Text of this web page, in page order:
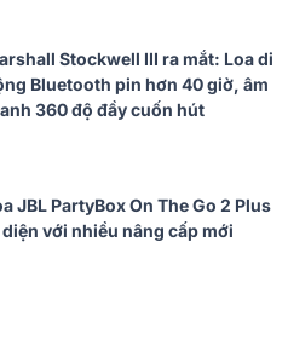
Stockwell III ra mắt: Loa di
Bluetooth pin hơn 40 giờ, âm
360 độ đầy cuốn hút
JBL PartyBox On The Go 2 Plus
với nhiều nâng cấp mới